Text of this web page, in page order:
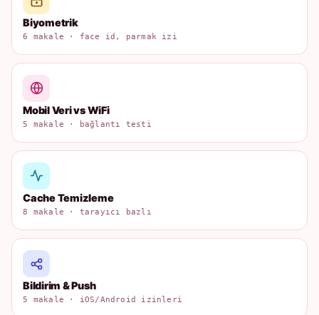
Biyometrik
6 makale · face id, parmak izi
Mobil Veri vs WiFi
5 makale · bağlantı testi
Cache Temizleme
8 makale · tarayıcı bazlı
Bildirim & Push
5 makale · iOS/Android izinleri